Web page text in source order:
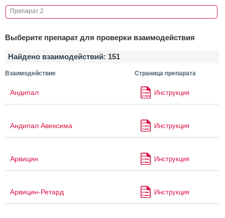
Выберите препарат для проверки взаимодействия
Найдено взаимодействий: 151
Взаимодействие Страница препарата
Андипал Инструкция
Андипал Авексима Инструкция
Арвицин Инструкция
Арвицин-Ретард Инструкция